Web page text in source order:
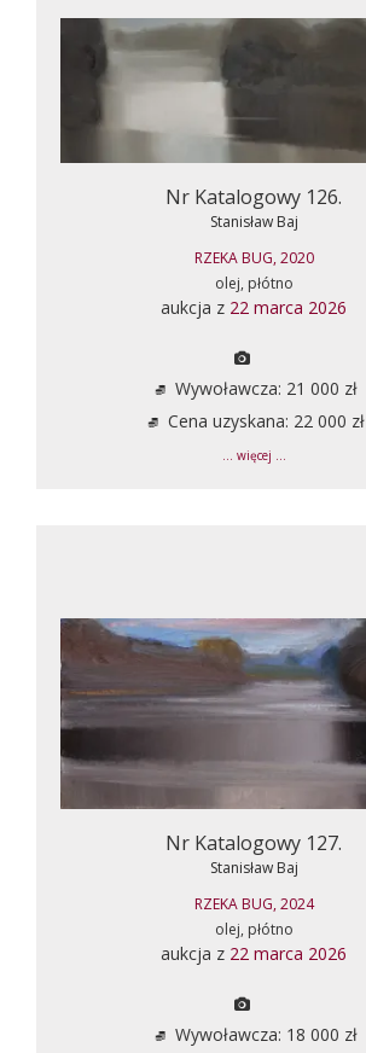
Nr Katalogowy 126.
Stanisław Baj
RZEKA BUG, 2020
olej, płótno
aukcja z 22 marca 2026
Wywoławcza: 21 000 zł
Cena uzyskana: 22 000 zł
... więcej ...
Nr Katalogowy 127.
Stanisław Baj
RZEKA BUG, 2024
olej, płótno
aukcja z 22 marca 2026
Wywoławcza: 18 000 zł